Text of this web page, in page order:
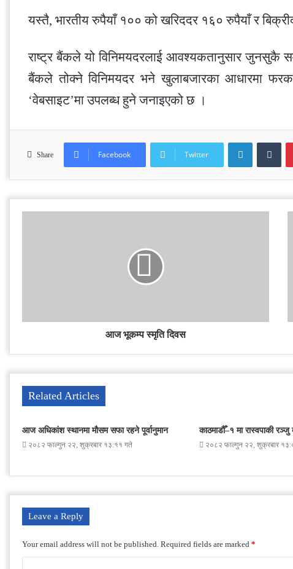
यस्तै, भारतीय रुपैयाँ १०० को खरिददर १६० रुपैयाँ र
राष्ट्र बैंकले यो विनिमयदरलाई आवश्यकतानुसार जुनसुकै
बैंकले तोक्ने विनिमयदर भने खुलाबजारका आधारमा
‘वेबसाइट’मा उपलब्ध हुने जनाइएको छ ।
Share Facebook Twitter
LinkedIn
आज भूकम्प स्मृति दिवस
Related Articles
आज अधिकांश स्थानमा मौसम सफा रहने पूर्वानुमान
२०८२ फाल्गुन २२, शुक्रबार १३:११ गते
काठमाडौँ–१ मा रास्वपाकी रञ्जु
२०८२ फाल्गुन २२, शुक्रबार
Leave a Reply
Your email address will not be published. Required fields are marked *